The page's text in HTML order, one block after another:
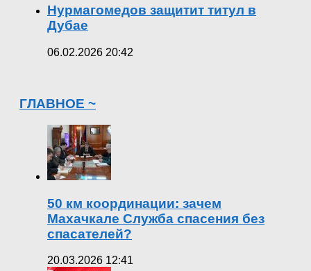
Нурмагомедов защитит титул в
Дубае
06.02.2026 20:42
ГЛАВНОЕ ~
50 км координации: зачем
Махачкале Служба спасения без
спасателей?
20.03.2026 12:41